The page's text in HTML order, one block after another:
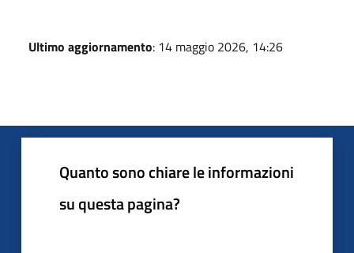
Ultimo aggiornamento: 14 maggio 2026, 14:26
Quanto sono chiare le informazioni
su questa pagina?